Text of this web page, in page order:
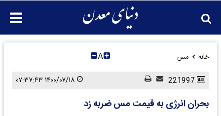
خانه مس A
بحران انرژی به قیمت مس ضربه زد